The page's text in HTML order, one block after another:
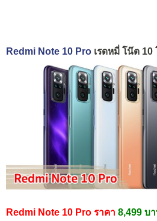
Redmi Note 10 Pro เรดหมี่ โน๊ต 10
Redmi Note 10 Pro ราคา 8,499 บ